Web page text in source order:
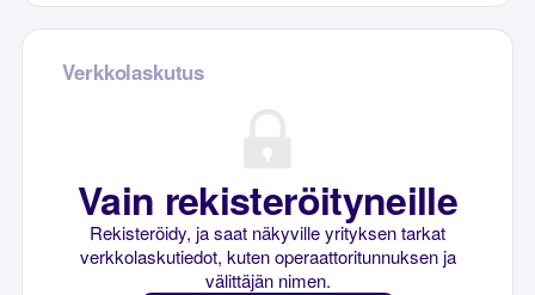
Verkkolaskutus
Vain rekisteröityneille
Rekisteröidy, ja saat näkyville yrityksen tarkat
verkkolaskutiedot, kuten operaattoritunnuksen ja
välittäjän nimen.